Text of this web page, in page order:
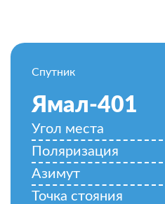
Спутник
Ямал-401
Угол места
Поляризация
Азимут
Точка стояния